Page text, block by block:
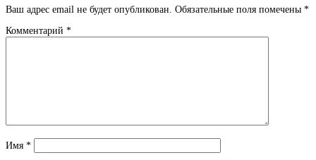
Ваш адрес email не будет опубликован. Обязательные поля помечены *
Комментарий *
Имя *